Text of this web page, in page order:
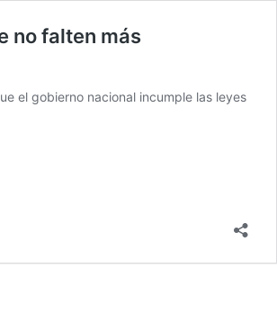
no falten más
el gobierno nacional incumple las leyes